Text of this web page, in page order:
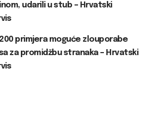
udarili u stub – Hrvatski
primjera moguće zlouporabe
za promidžbu stranaka – Hrvatski